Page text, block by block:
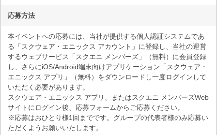
応募方法
本イベントへの応募には、当社が提供する個人認証システムであ
る「スクウェア・エニックス アカウント」に登録し、当社の運営
するウェブサービス「スクエニ メンバーズ」（無料）に会員登録
し、さらにiOS/Android端末向けアプリケーション「スクウェア・
エニックス アプリ」（無料）をダウンロードし一度ログインして
いただく必要があります。
スクウェア・エニックス アプリ、またはスクエニ メンバーズWeb
サイトにログイン後、応募フォームからご応募ください。
※応募はおひとり様1回までです。グループの代表者様のみ応募い
ただくようお願いいたします。